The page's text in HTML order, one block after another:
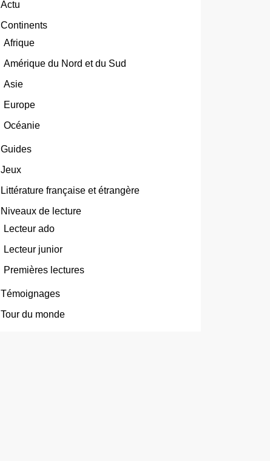
Actu
Continents
Afrique
Amérique du Nord et du Sud
Asie
Europe
Océanie
Guides
Jeux
Littérature française et étrangère
Niveaux de lecture
Lecteur ado
Lecteur junior
Premières lectures
Témoignages
Tour du monde